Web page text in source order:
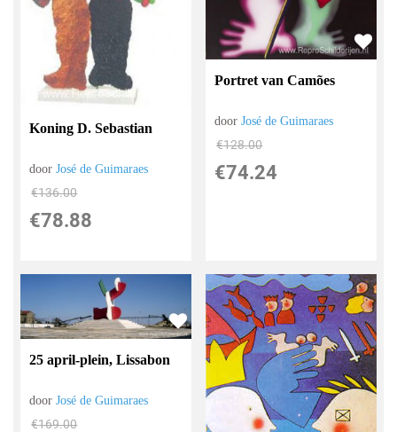
Koning D. Sebastian
doorJosé de Guimaraes
€136.00
€78.88
Portret van Camões
doorJosé de Guimaraes
€128.00
€74.24
25 april-plein, Lissabon
doorJosé de Guimaraes
€169.00